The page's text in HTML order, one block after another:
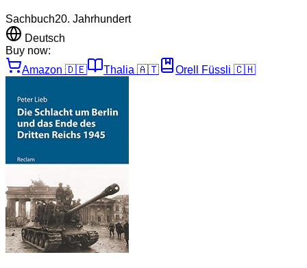
Sachbuch20. Jahrhundert
Deutsch
Buy now:
Amazon 🇩🇪 Thalia 🇦🇹 Orell Füssli 🇨🇭